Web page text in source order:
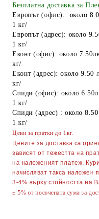
Найлонови
Пликове за лед
Спирт
Боя за яйца
Други
ТАБАКЕРИ
Точило за ножове
Парти Артикули
украса
АКСЕСОАРИ ЗА
Безплатна доставка за
Европът (офис): около
1 кг/
Европът (адрес): около
1 кг/
Еконт (офис): около
кг/
Еконт (адрес): около 9.50
кг/
Спиди (офис): около
1 кг/
Спиди (адрес) : около
1 кг/
Цени за пратки до 1кг.
Цените за доставка са
зависят от тежестта на
на наложеният платеж.
начисляват такса наложен
3-4% върху стойността на
± 5% от посочената сума за